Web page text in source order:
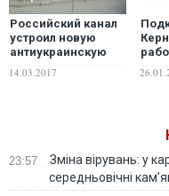
Российский канал
устроил новую
антиукраинскую
14.03.2017
23:57
Зміна вірувань: у
середньовічні